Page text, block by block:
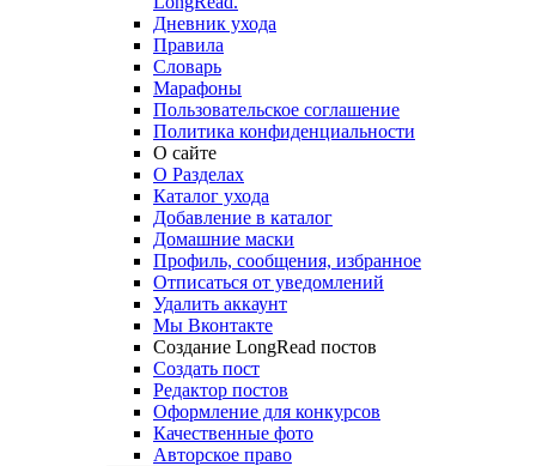
Дневник ухода
Правила
Словарь
Марафоны
Пользовательское соглашение
Политика конфиденциальности
О сайте
О Разделах
Каталог ухода
Добавление в каталог
Домашние маски
Профиль, сообщения, избранное
Отписаться от уведомлений
Удалить аккаунт
Мы Вконтакте
Создание LongRead постов
Создать пост
Редактор постов
Оформление для конкурсов
Качественные фото
Авторское право